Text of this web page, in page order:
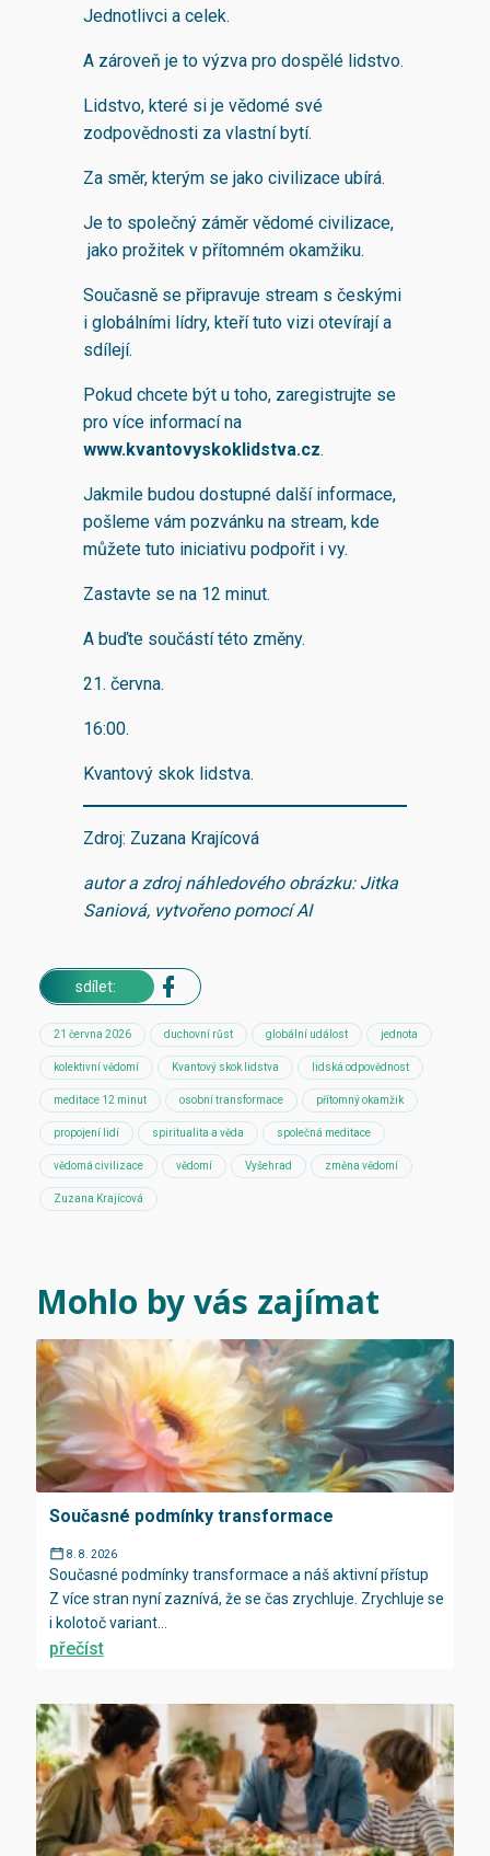
Jednotlivci a celek.
A zároveň je to výzva pro dospělé lidstvo.
Lidstvo, které si je vědomé své
zodpovědnosti za vlastní bytí.
Za směr, kterým se jako civilizace ubírá.
Je to společný záměr vědomé civilizace,
jako prožitek v přítomném okamžiku.
Současně se připravuje stream s českými
i globálními lídry, kteří tuto vizi otevírají a
sdílejí.
Pokud chcete být u toho, zaregistrujte se
pro více informací na
www.kvantovyskoklidstva.cz.
Jakmile budou dostupné další informace,
pošleme vám pozvánku na stream, kde
můžete tuto iniciativu podpořit i vy.
Zastavte se na 12 minut.
A buďte součástí této změny.
21. června.
16:00.
Kvantový skok lidstva.
Zdroj: Zuzana Krajícová
autor a zdroj náhledového obrázku: Jitka
Saniová, vytvořeno pomocí AI
sdílet:
21 června 2026 duchovní růst globální událost jednota
kolektivní vědomí Kvantový skok lidstva lidská odpovědnost
meditace 12 minut osobní transformace přítomný okamžik
propojení lidí spiritualita a věda společná meditace
vědomá civilizace vědomí Vyšehrad změna vědomí
Zuzana Krajícová
Mohlo by vás zajímat
Současné podmínky transformace
8. 8. 2026
Současné podmínky transformace a náš aktivní přístup
Z více stran nyní zaznívá, že se čas zrychluje. Zrychluje se
i kolotoč variant...
přečíst